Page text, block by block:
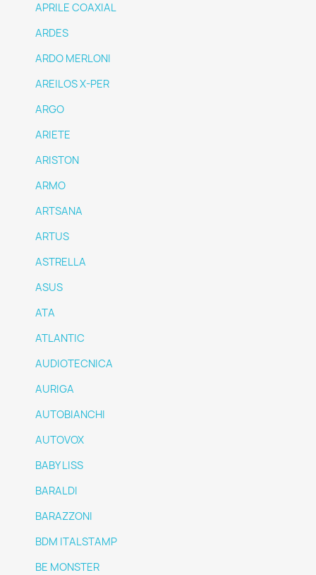
APRILE COAXIAL
ARDES
ARDO MERLONI
AREILOS X-PER
ARGO
ARIETE
ARISTON
ARMO
ARTSANA
ARTUS
ASTRELLA
ASUS
ATA
ATLANTIC
AUDIOTECNICA
AURIGA
AUTOBIANCHI
AUTOVOX
BABY LISS
BARALDI
BARAZZONI
BDM ITALSTAMP
BE MONSTER